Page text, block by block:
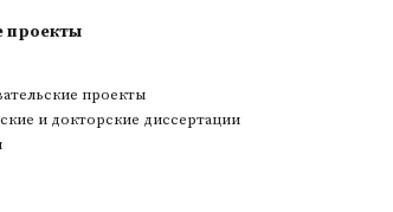
проекты
проекты
и докторские диссертации